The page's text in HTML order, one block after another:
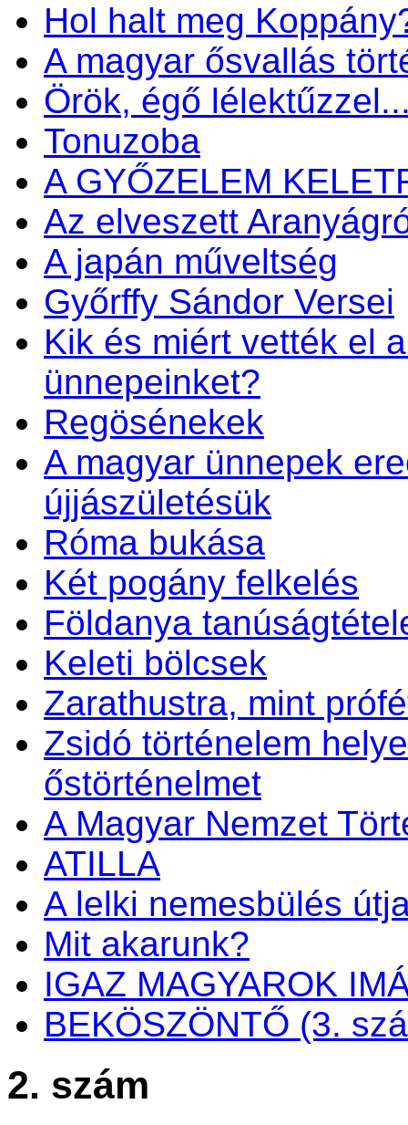
Hol halt meg
A magyar ősvallás
Örök, égő
Tonuzoba
A GYŐZELEM
Az elveszett
A japán műveltség
Győrffy Sándor Versei
Kik és miért vették el
ünnepeinket?
Regösénekek
A magyar ünnepek
újjászületésük
Róma bukása
Két pogány felkelés
Földanya
Keleti bölcsek
Zarathustra, mint
Zsidó történelem
őstörténelmet
A Magyar Nemzet
ATILLA
A lelki nemesbülés
Mit akarunk?
IGAZ MAGYAROK
BEKÖSZÖNTŐ (3.
2. szám